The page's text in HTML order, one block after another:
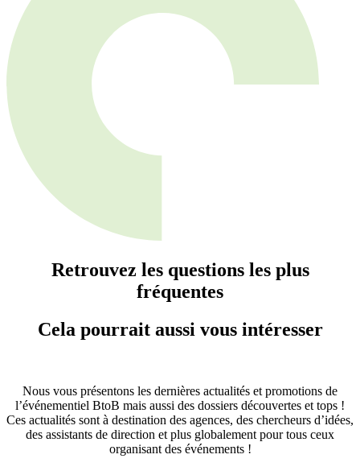
Retrouvez les questions les plus
fréquentes
Cela pourrait aussi vous intéresser
Nous vous présentons les dernières actualités et promotions de
l’événementiel BtoB mais aussi des dossiers découvertes et tops !
Ces actualités sont à destination des agences, des chercheurs d’idées,
des assistants de direction et plus globalement pour tous ceux
organisant des événements !